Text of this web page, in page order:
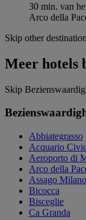
30 min. van
Arco della
Skip other
Meer hotels
Skip
Abbiategrasso
Acquario
Aeroporto di
Arco della
Assago
Bicocca
Bisceglie
Ca Granda